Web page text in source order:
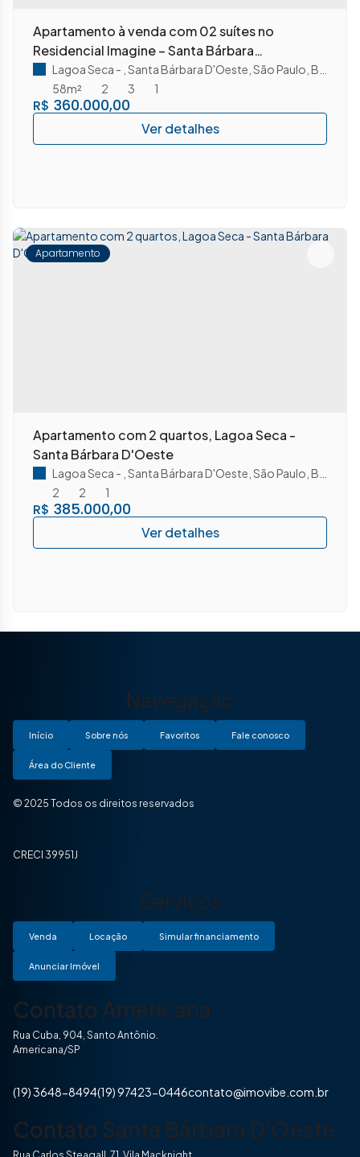
Apartamento à venda com 02 suítes no
Residencial Imagine – Santa Bárbara
d’Oeste/SP.
R$ 360.000,00
Lagoa Seca Santa Bárbara D'Oeste São Paulo Brasil
2
3
58m² 1
Apartamento
Apartamento com 2 quartos, Lagoa Seca -
Santa Bárbara D'Oeste
R$ 385.000,00
Lagoa Seca Santa Bárbara D'Oeste São Paulo Brasil
2
2 1
Navegação
Início Sobre nós Favoritos Fale conosco
Área do Cliente
© 2025 Todos os direitos reservados
CRECI 39951J
Serviços
Venda Locação Simular financiamento
Anunciar Imóvel
Contato Americana
Rua Cuba, 904, Santo Antônio.
Americana/SP
(19) 3648-8494(19) 97423-0446contato@imovibe.com.br
Contato Santa Bárbara D'Oeste
Rua Carlos Steagall, 71, Vila Macknight.